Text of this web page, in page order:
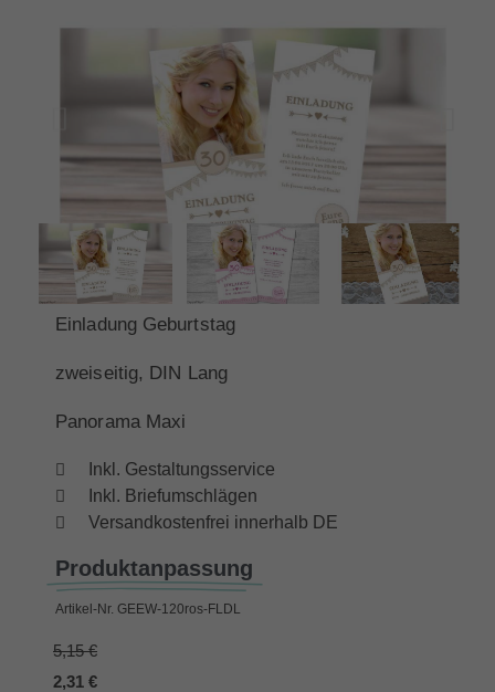
Einladung Geburtstag
zweiseitig, DIN Lang
Panorama Maxi
Inkl. Gestaltungsservice
Inkl. Briefumschlägen
Versandkostenfrei innerhalb DE
Produktanpassung
Artikel-Nr. GEEW-120ros-FLDL
5,15 €
2,31 €